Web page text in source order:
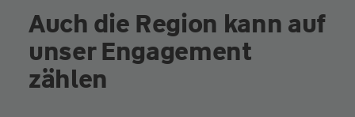
Auch die Region kann auf
unser Engagement
zählen